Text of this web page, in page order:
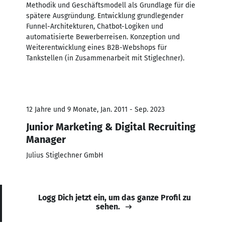
Methodik und Geschäftsmodell als Grundlage für die
spätere Ausgründung. Entwicklung grundlegender
Funnel-Architekturen, Chatbot-Logiken und
automatisierte Bewerberreisen. Konzeption und
Weiterentwicklung eines B2B-Webshops für
Tankstellen (in Zusammenarbeit mit Stiglechner).
12 Jahre und 9 Monate, Jan. 2011 - Sep. 2023
Junior Marketing & Digital Recruiting
Manager
Julius Stiglechner GmbH
Logg Dich jetzt ein, um das ganze Profil zu
sehen.